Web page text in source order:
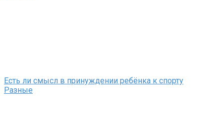
Есть ли смысл в принуждении ребёнка к спорту
Разные